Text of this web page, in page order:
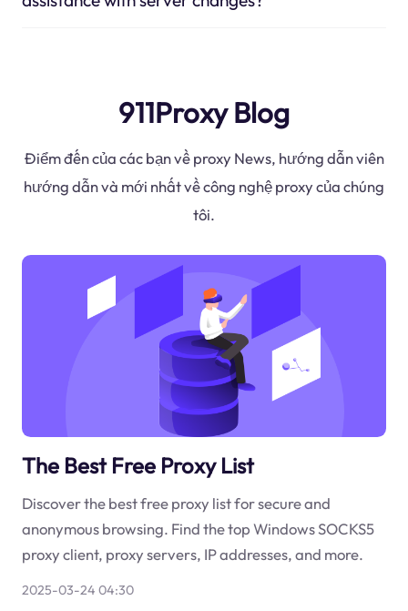
911Proxy Blog
Điểm đến của các bạn về proxy News, hướng dẫn viên
hướng dẫn và mới nhất về công nghệ proxy của chúng
tôi.
The Best Free Proxy List
Discover the best free proxy list for secure and
anonymous browsing. Find the top Windows SOCKS5
proxy client, proxy servers, IP addresses, and more.
2025-03-24 04:30